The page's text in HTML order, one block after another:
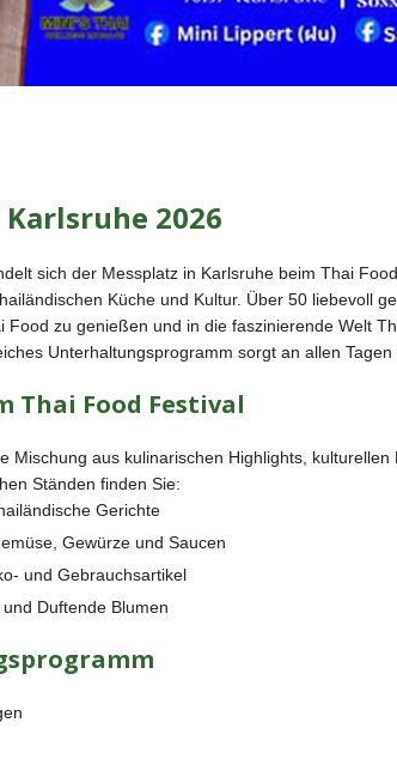
2026
sich der Messplatz in Karlsruhe beim Thai
Küche und Kultur. Über 50 liebevoll
Food zu genießen und in die faszinierende Welt
Unterhaltungsprogramm sorgt an allen Tagen
Thai Food Festival
Mischung aus kulinarischen Highlights, kulturellen
Ständen finden Sie:
Gerichte
Gewürze und Saucen
und Gebrauchsartikel
Duftende Blumen